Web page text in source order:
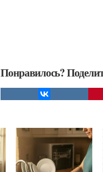
Понравилось?